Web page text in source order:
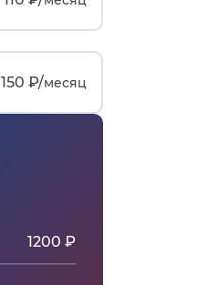
150 ₽/месяц
1200 ₽